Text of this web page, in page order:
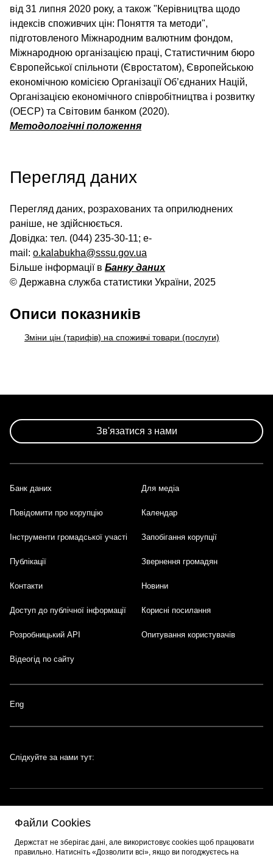
від 31 липня 2020 року, а також "Керівництва щодо
індексів споживчих цін: Поняття та методи",
підготовленого Міжнародним валютним фондом,
Міжнародною організацією праці, Статистичним бюро
Європейської спільноти (Євростатом), Європейською
економічною комісією Організації Об’єднаних Націй,
Організацією економічного співробітництва і розвитку
(ОЕСР) та Світовим банком (2020).
Методологічні положення
Перегляд даних
Перегляд даних, розрахованих та оприлюднених
раніше, не здійснюється.
Довідка: тел. (044) 235-30-11; e-
mail: o.kalabukha@sssu.gov.ua
Більше інформації в Банку даних
© Державна служба статистики України, 2025
Описи показників
Зміни цін (тарифів) на споживчі товари (послуги)
Зв'язатися з нами
Footer
Банк даних Для медіа
Повідомити про корупцію Календар
Інструменти громадської участі Запобігання корупції
Публікації Звернення громадян
Контакти Новини
Доступ до публічної інформації Корисні посилання
Розробницький API Опитування користувачів
Відеогід по сайту
Eng
Портал створено за підтримки швейцарсько-української програми
що реалізуєтьсяФондом Східна Європа. Розробник порталу:EPAM.
Слідкуйте за нами тут:
Файли Cookies
Держстат не зберігає дані, але використовує cookies щоб працювати
правильно. Натисніть «Дозволити всі», якщо ви погоджуєтесь на